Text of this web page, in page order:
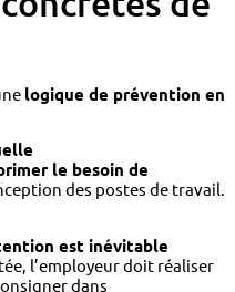
logique de prévention en
le besoin de
des postes de travail.
est inévitable
l’employeur doit réaliser
dans